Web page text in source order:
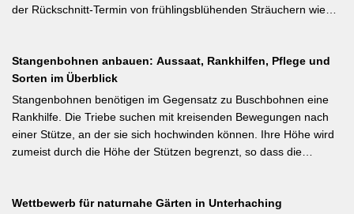
der Rückschnitt-Termin von frühlingsblühenden Sträuchern wie
Flieder und Zierkirsche bilden ihre Blütenknospen für das nächste
Jahr im Sommer. Der Schnitt direkt nach der Blüte (bei Flieder:
sofort nach dem Verblühen!) ist die letzte Chance – wer jetzt noch
nicht geschnitten hat, sollte spätestens in den nächsten zwei
Wochen ran. Das Grundprinzip: Überflüssige alte Triebe
bodennah entfernen, damit das neue Holz ausreifen kann.
Stangenbohnen anbauen: Aussaat, Rankhilfen, Pflege und
Sorten im Überblick
Stangenbohnen benötigen im Gegensatz zu Buschbohnen eine
Rankhilfe. Die Triebe suchen mit kreisenden Bewegungen nach
einer Stütze, an der sie sich hochwinden können. Ihre Höhe wird
zumeist durch die Höhe der Stützen begrenzt, so dass die
Weiterlesen bei meine-ernte.de Kurzfassung: Bis Mitte Juni ist die
Wettbewerb für naturnahe Gärten in Unterhaching